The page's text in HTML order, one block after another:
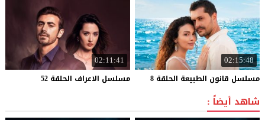
02:15:48
مسلسل قانون الطبيعة الحلقة 8
02:11:41
مسلسل الاعراف الحلقة 52
شاهد أيضاً :